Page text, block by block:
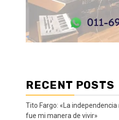
RECENT POSTS
Tito Fargo: «La
fue mi manera de vivir»